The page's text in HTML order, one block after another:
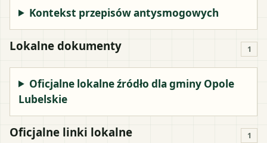
Kontekst przepisów antysmogowych
Lokalne dokumenty 1
Oficjalne lokalne źródło dla gminy Opole
Lubelskie
Oficjalne linki lokalne 1